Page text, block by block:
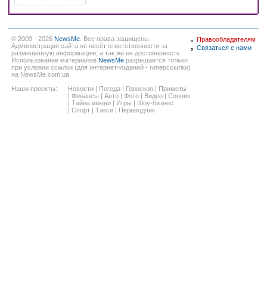
© 2009 - 2026 NewsMe . Все права защищены.
Администрация сайта не несёт ответственности за
размещённую информацию, а так же ее достоверность.
Использование материалов NewsMe разрешается только
при условии ссылки (для интернет-изданий - гиперссылки)
на NewsMe.com.ua.
Наши проекты:
Новости | Погода | Гороскоп | Приметы
| Финансы | Авто | Фото | Видео | Сонник
| Тайна имени | Игры | Шоу-бизнес
| Спорт | Такси | Переводчик
Правообладателям
Связаться с нами